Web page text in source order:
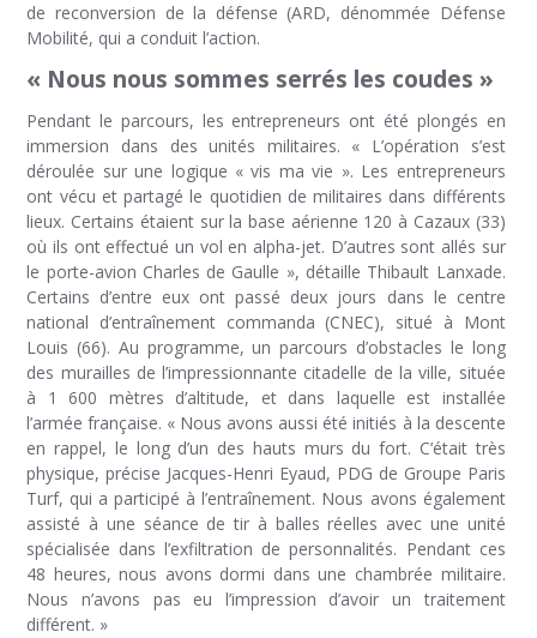
de reconversion de la défense (ARD, dénommée Défense
Mobilité, qui a conduit l’action.
« Nous nous sommes serrés les coudes »
Pendant le parcours, les entrepreneurs ont été plongés en
immersion dans des unités militaires. « L’opération s’est
déroulée sur une logique « vis ma vie ». Les entrepreneurs
ont vécu et partagé le quotidien de militaires dans différents
lieux. Certains étaient sur la base aérienne 120 à Cazaux (33)
où ils ont effectué un vol en alpha-jet. D’autres sont allés sur
le porte-avion Charles de Gaulle », détaille Thibault Lanxade.
Certains d’entre eux ont passé deux jours dans le centre
national d’entraînement commanda (CNEC), situé à Mont
Louis (66). Au programme, un parcours d’obstacles le long
des murailles de l’impressionnante citadelle de la ville, située
à 1 600 mètres d’altitude, et dans laquelle est installée
l’armée française. « Nous avons aussi été initiés à la descente
en rappel, le long d’un des hauts murs du fort. C’était très
physique, précise Jacques-Henri Eyaud, PDG de Groupe Paris
Turf, qui a participé à l’entraînement. Nous avons également
assisté à une séance de tir à balles réelles avec une unité
spécialisée dans l’exfiltration de personnalités. Pendant ces
48 heures, nous avons dormi dans une chambrée militaire.
Nous n’avons pas eu l’impression d’avoir un traitement
différent. »